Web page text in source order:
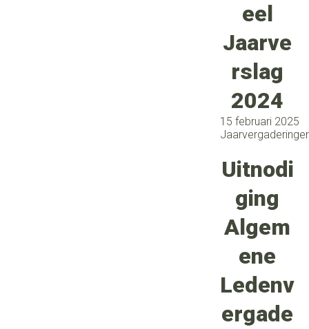
eel
Jaarve
rslag
2024
15 februari 2025
Uitnodi
ging
Algem
ene
Ledenv
ergade